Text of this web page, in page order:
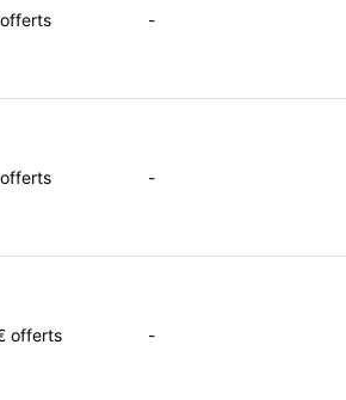
-
-
offerts -